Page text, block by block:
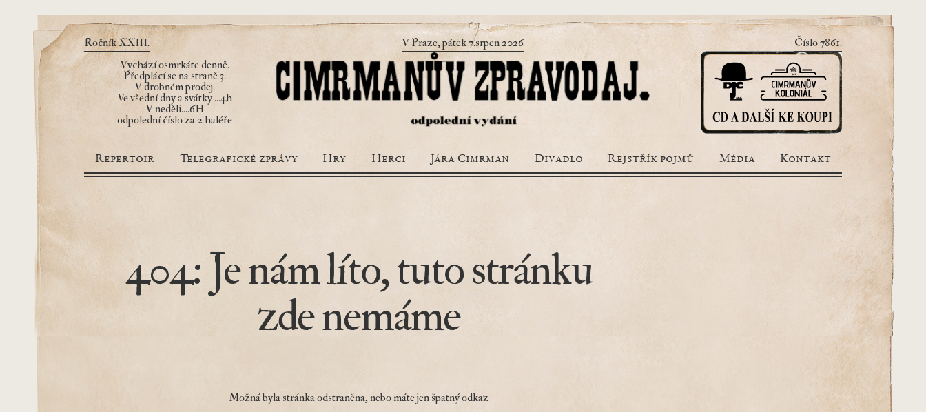
Ročník XXIII. V Praze, pátek 7.srpen 2026
Číslo 7861.
Vychází osmrkáte denně.
Předplácí se na straně 3.
V drobném prodej.
Ve všední dny a svátky ...4h
V neděli....6H
odpolední číslo za 2 haléře
Repertoir Telegrafické zprávy Hry Herci Jára Cimrman Divadlo Rejstřík pojmů Média Kontakt
404: Je nám líto, tuto stránku
zde nemáme
Možná byla stránka odstraněna, nebo máte jen špatný odkaz